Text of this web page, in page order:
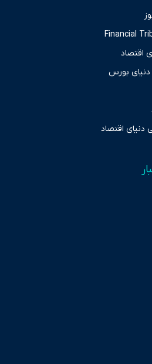
اقتصاد
دنیای بورس
دنیای اقتصاد